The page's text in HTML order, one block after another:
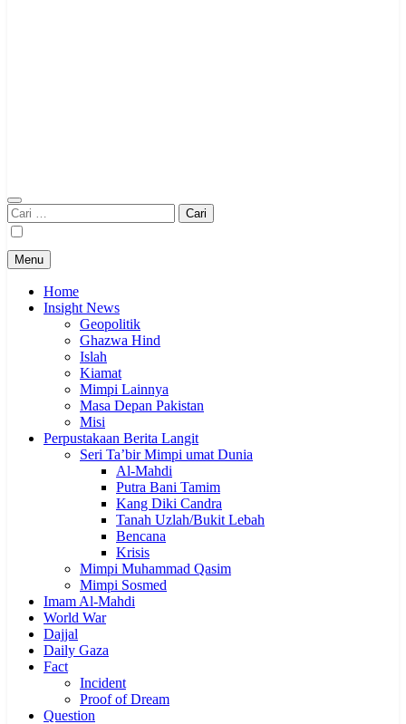
Cari
untuk:
Menu
Home
Insight News
Geopolitik
Ghazwa Hind
Islah
Kiamat
Mimpi Lainnya
Masa Depan Pakistan
Misi
Perpustakaan Berita Langit
Seri Ta’bir Mimpi umat Dunia
Al-Mahdi
Putra Bani Tamim
Kang Diki Candra
Tanah Uzlah/Bukit Lebah
Bencana
Krisis
Mimpi Muhammad Qasim
Mimpi Sosmed
Imam Al-Mahdi
World War
Dajjal
Daily Gaza
Fact
Incident
Proof of Dream
Question